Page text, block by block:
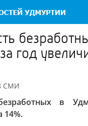
год
СМИ
в
14%.